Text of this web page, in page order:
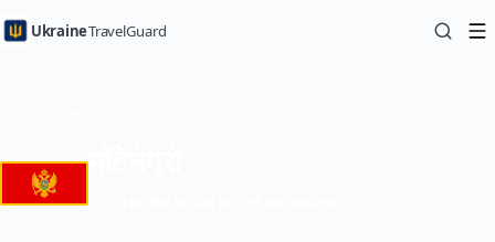
UkraineTravelGuard